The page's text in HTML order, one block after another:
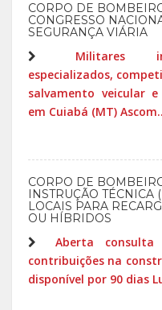
CORPO DE
CONGRESSO
SEGURANÇA VIÁRIA
Militares
especializados,
salvamento veicular
em Cuiabá (MT)
CORPO DE
INSTRUÇÃO TÉCNICA
LOCAIS PARA
OU HÍBRIDOS
Aberta
contribuições na
disponível por 90 dias